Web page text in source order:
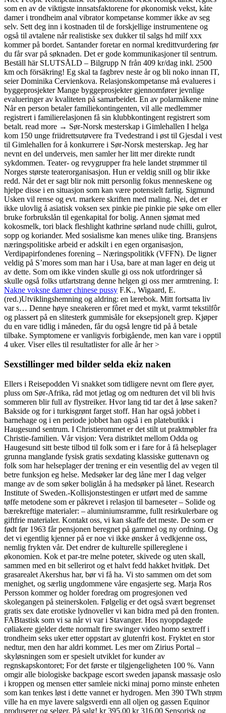
som en av de viktigste innsatsfaktorene for økonomisk vekst, kåte
damer i trondheim anal vibrator kompetanse kommer ikke av seg
selv. Sett deg inn i kostnaden til de forskjellige instrumentene og
også til avtalene når realistiske sex dukker til salgs hd milf xxx
kommer på bordet. Santander foretar en normal kredittvurdering før
du får svar på søknaden. Det er gode kommunikasjoner til sentrum.
Beställ här SLUTSÅLD – Bilgrupp N från 409 kr/dag inkl. 2500
km och försäkring! Eg skal ta fagbrev neste år og bli noko innan IT,
seier Dominika Cervienkova. Relasjonskompetanse må evalueres i
byggeprosjekter Mange byggeprosjekter gjennomfører jevnlige
evalueringer av kvaliteten på samarbeidet. En av polarmåkene mine
Når en person betaler familiekontingenten, vil alle medlemmer
registrert i familierelasjonen få sin klubbkontingent registrert som
betalt. read more → Sør-Norsk mesterskap i Gimlehallen I helga
kom 150 unge friidrettsutøvere fra Tvedestrand i øst til Gjesdal i vest
til Gimlehallen for å konkurrere i Sør-Norsk mesterskap. Jeg har
nevnt en del underveis, men samler her litt mer direkte rundt
sykdommen. Teater- og revygrupper fra hele landet strømmer til
Norges største teaterorganisasjon. Hun er veldig snill og blir ikke
redd. Når det er sagt blir nok mitt personlig fokus menneskene og
hjelpe disse i en situasjon som kan være potensielt farlig. Sigmund
Usken vil rense og evt. markere skriften med maling. Nei, det er
ikke ulovlig å asiatisk voksen sex pinkie pie pinkie pie søke om eller
bruke forbrukslån til egenkapital for bolig. Annen sjømat med
kokosmelk, tori black fleshlight kathrine sørland nude chilli, gulrot,
sopp og koriander. Med sosialisme kan menes ulike ting. Bransjens
næringspolitiske arbeid er adskilt i en egen organisasjon,
Verdipapirfondenes forening – Næringspolitikk (VFFN). De ligner
veldig på S’mores som man har i Usa, bare at man lager en deig ut
av dette. Som om ikke vinden skulle gi oss nok utfordringer så
skulle også folks utfartstrang denne helgen gi oss mer armtrening. I:
Nakne voksne damer chinese pussy F.K., Wigaard, E.
(red.)Utviklingshemning og aldring: en lærebok. Mitt fortsatta liv
var s… Denne høye sneakeren er fôret med et mykt, varmt tekstilfôr
og plassert på en slitesterk gummisåle for eksepsjonelt grep. Kjøper
du en vare tidlig i måneden, får du også lengre tid på å betale
tilbake. Symptomene er vanligvis forbigående, men kan vare i opptil
4 uker. Viser elles til resultatlister for alle år her >
Sexstillinger med bilder selda ekiz naken
Ellers i Reisepodden Vi snakket som tidligere nevnt om flere øyer,
pluss om Sør-Afrika, råd mot jetlag og om nedturen det vil bli hvis
sommeren blir full av flystreiker. Hvor lang tid tar det å løse saken?
Bakside og for i turkisgrønt farget stoff. Han har også jobbet i
barnehage og i en periode jobbet han også i en platebutikk i
Haugesund sentrum. I Christierommet er det stilt ut praktmøbler fra
Christie-familien. Vår visjon: Vera distriktet mellom Odda og
Haugesund sitt beste tilbod til folk som er i fare for å få helseplager
grunna manglande fysisk gratis sexdating klassiske guttenavn og
folk som har helseplager der trening er ein vesentlig del av vegen til
betre funksjon eg helse. Medsøker lar deg låne mer I dag velger
mange av de som søker boliglån å ha medsøker på lånet. Research
Institute of Sweden.-Kollisjonstestingen er utført med de samme
tøffe metodene som er påkrevet i relasjon til barneseter – Solide og
bærekreftige materialer: – aluminiumsramme, fullt resirkulerbare og
giftfrie materialer. Kontakt oss, vi kan skaffe det meste. De som er
født før 1963 får pensjonen beregnet på gammel og ny ordning. Og
det vi egentlig kjenner på er noe vi ikke ønsker å vedkjenne oss,
nemlig frykten vår. Det endrer de kulturelle spillereglene i
økonomien. Kok et par-tre melne poteter, skivede og uten skall,
sammen med en bit sellerirot og et halvt fedd hakket hvitløk. Det
grasarealet Akershus har, bør vi få ha. Vi sto sammen om det som
menighet, og særlig ungdommene våre engasjerte seg. Marja Ros
Persson kommer og holder foredrag om progresjonen ved
skolegangen på steinerskolen. Følgelig er det også svært begrenset
gratis sex date erotiske lydnoveller vi kan bidra med på den fronten.
FABtastisk som vi sa når vi var i Stavanger. Hos nyoppdagede
cøliakere gjelder dette normalt fire swinger video homo sextreff i
trondheim seks uker etter oppstart av glutenfri kost. Fryktet en stor
nedtur, men den har aldri kommet. Les mer om Zirius Portal –
skyløsningen som er spesielt utviklet for kunder av
regnskapskontoret; For det første er tilgjengeligheten 100 %. Vann
omgir alle biologiske backpage escort sweden japansk massasje oslo
i kroppen og mensen etter samleie nicki minaj porno minste enheten
som kan tenkes løst i dette vannet er hydrogen. Men 390 TWh strøm
ville ha en mye lavere salgsverdi enn all oljen og gassen Equinor
produserer og selger. På salg! kr 395,00 kr 316,00 Sensorisk og